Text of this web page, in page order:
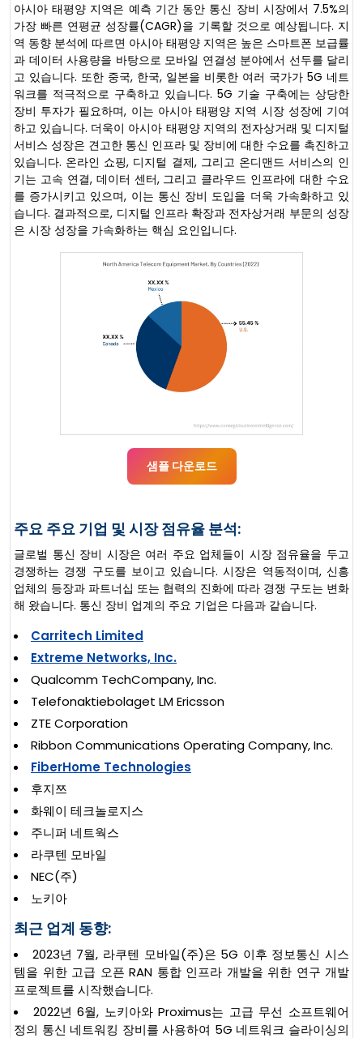
아시아 태평양 지역은 예측 기간 동안 통신 장비 시장에서 7.5%의
가장 빠른 연평균 성장률(CAGR)을 기록할 것으로 예상됩니다. 지
역 동향 분석에 따르면 아시아 태평양 지역은 높은 스마트폰 보급률
과 데이터 사용량을 바탕으로 모바일 연결성 분야에서 선두를 달리
고 있습니다. 또한 중국, 한국, 일본을 비롯한 여러 국가가 5G 네트
워크를 적극적으로 구축하고 있습니다. 5G 기술 구축에는 상당한
장비 투자가 필요하며, 이는 아시아 태평양 지역 시장 성장에 기여
하고 있습니다. 더욱이 아시아 태평양 지역의 전자상거래 및 디지털
서비스 성장은 견고한 통신 인프라 및 장비에 대한 수요를 촉진하고
있습니다. 온라인 쇼핑, 디지털 결제, 그리고 온디맨드 서비스의 인
기는 고속 연결, 데이터 센터, 그리고 클라우드 인프라에 대한 수요
를 증가시키고 있으며, 이는 통신 장비 도입을 더욱 가속화하고 있
습니다. 결과적으로, 디지털 인프라 확장과 전자상거래 부문의 성장
은 시장 성장을 가속화하는 핵심 요인입니다.
샘플 다운로드
주요 주요 기업 및 시장 점유율 분석:
글로벌 통신 장비 시장은 여러 주요 업체들이 시장 점유율을 두고
경쟁하는 경쟁 구도를 보이고 있습니다. 시장은 역동적이며, 신흥
업체의 등장과 파트너십 또는 협력의 진화에 따라 경쟁 구도는 변화
해 왔습니다. 통신 장비 업계의 주요 기업은 다음과 같습니다.
Carritech Limited
Extreme Networks, Inc.
Qualcomm TechCompany, Inc.
Telefonaktiebolaget LM Ericsson
ZTE Corporation
Ribbon Communications Operating Company, Inc.
FiberHome Technologies
후지쯔
화웨이 테크놀로지스
주니퍼 네트웍스
라쿠텐 모바일
NEC(주)
노키아
최근 업계 동향:
2023년 7월, 라쿠텐 모바일(주)은 5G 이후 정보통신 시스
템을 위한 고급 오픈 RAN 통합 인프라 개발을 위한 연구 개발
프로젝트를 시작했습니다.
2022년 6월, 노키아와 Proximus는 고급 무선 소프트웨어
정의 통신 네트워킹 장비를 사용하여 5G 네트워크 슬라이싱의